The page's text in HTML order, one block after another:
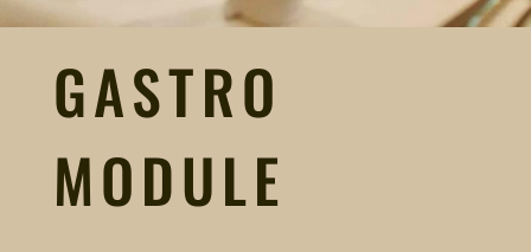
GASTRO
MODULE